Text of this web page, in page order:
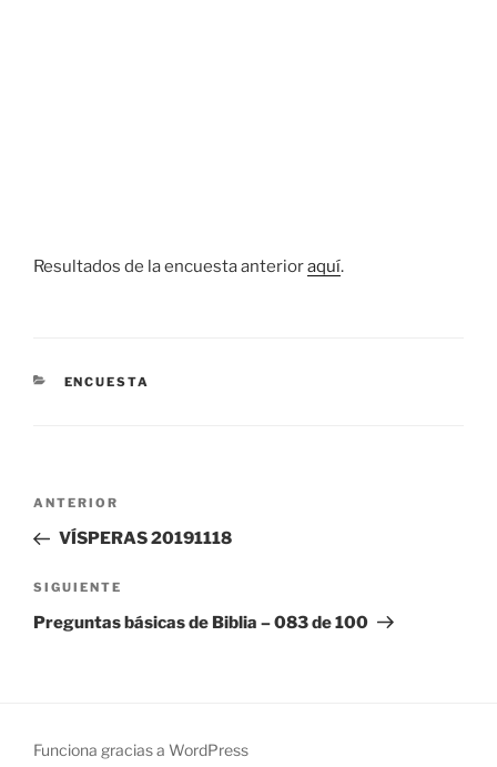
Resultados de la encuesta anterioraquí.
CATEGORÍAS
ENCUESTA
Navegación
entradas
Entrada
anterior:
ANTERIOR
VÍSPERAS 20191118
Siguiente
entrada
SIGUIENTE
Preguntas básicas de Biblia – 083 de 100
Funciona gracias a WordPress